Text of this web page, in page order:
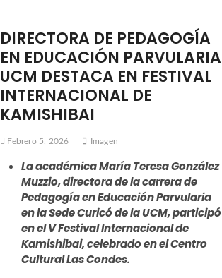
DIRECTORA DE PEDAGOGÍA
EN EDUCACIÓN PARVULARIA
UCM DESTACA EN FESTIVAL
INTERNACIONAL DE
KAMISHIBAI
Febrero 5, 2026 Imagen
La académica María Teresa González
Muzzio, directora de la carrera de
Pedagogía en Educación Parvularia
en la Sede Curicó de la UCM, participó
en el V Festival Internacional de
Kamishibai, celebrado en el Centro
Cultural Las Condes.